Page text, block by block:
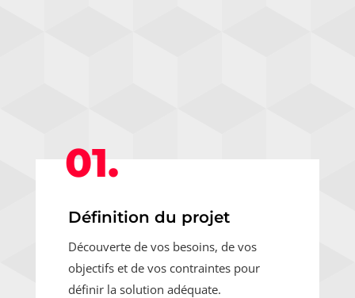
01.
Définition du projet
Découverte de vos besoins, de vos
objectifs et de vos contraintes pour
définir la solution adéquate.